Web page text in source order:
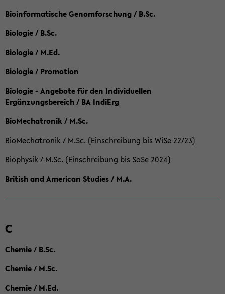
Bioinformatische Genomforschung / B.Sc.
Biologie / B.Sc.
Biologie / M.Ed.
Biologie / Promotion
Biologie - Angebote für den Individuellen
Ergänzungsbereich / BA IndiErg
BioMechatronik / M.Sc.
BioMechatronik / M.Sc. (Einschreibung bis WiSe 22/23)
Biophysik / M.Sc. (Einschreibung bis SoSe 2024)
British and American Studies / M.A.
C
Chemie / B.Sc.
Chemie / M.Sc.
Chemie / M.Ed.